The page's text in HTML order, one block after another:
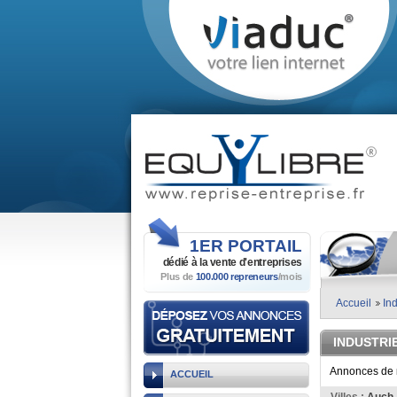
1ER PORTAIL
dédié à la vente d'entreprises
Plus de 100.000 repreneurs/mois
ACCUEIL
Accueil
Annonces de